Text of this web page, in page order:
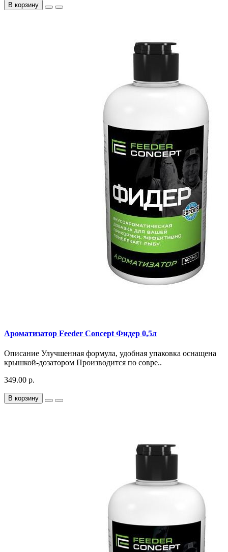
В корзину
Ароматизатор Feeder Concept Фидер 0,5л
Описание Улучшенная формула, удобная упаковка оснащена
крышкой-дозатором Производится по совре..
349.00 р.
В корзину